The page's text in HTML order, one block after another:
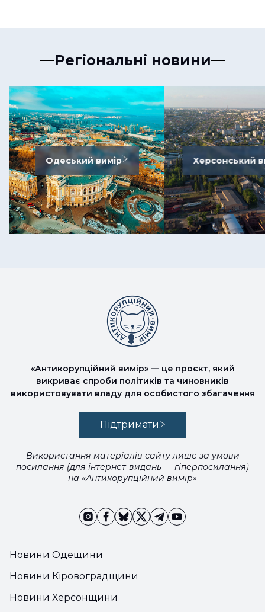
Регіональні новини
Одеський вимір Херсонський
Новини Одещини
Новини Кіровоградщини
Новини Херсонщини
«Антикорупційний вимір» — це проєкт, який
викриває спроби політиків та чиновників
використовувати владу для особистого збагачення
Підтримати
Використання матеріалів сайту лише за умови
посилання (для інтернет-видань — гіперпосилання)
на «Антикорупційний вимір»